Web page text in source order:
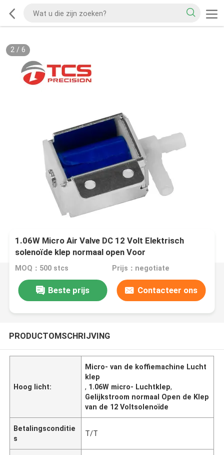
2/ 6
1.06W Micro Air Valve DC 12 Volt Elektrisch
solenoïde klep normaal open Voor
koffiezetapparaat
MOQ：500 stcs Prijs：negotiate
Beste prijs Contacteer ons
PRODUCTOMSCHRIJVING
Hoog licht:
Micro- van de koffiemachine Lucht
klep
, 1.06W micro- Luchtklep,
Gelijkstroom normaal Open de Klep
van de 12 Voltsolenoïde
Betalingsconditie
s
T/T